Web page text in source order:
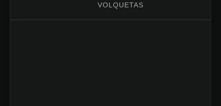
VOLQUETAS